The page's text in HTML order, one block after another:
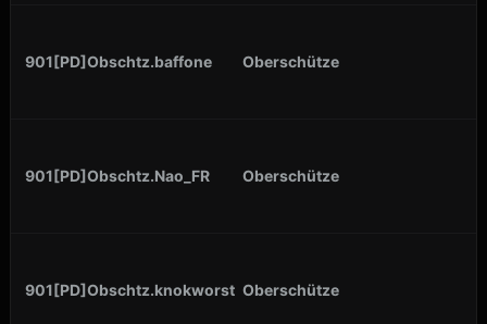
901[PD]Obschtz.baffone Oberschütze
901[PD]Obschtz.Nao_FR Oberschütze
901[PD]Obschtz.knokworst Oberschütze